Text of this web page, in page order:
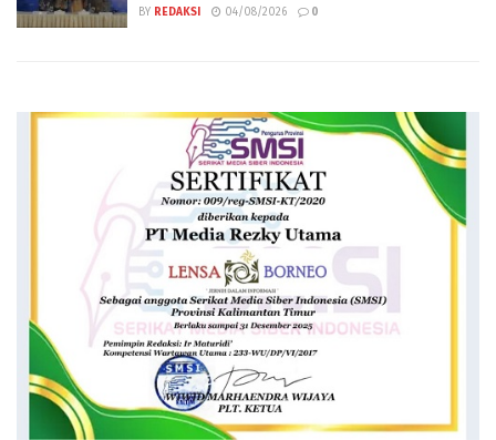
BY REDAKSI 04/08/2026 0